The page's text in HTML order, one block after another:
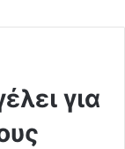
για